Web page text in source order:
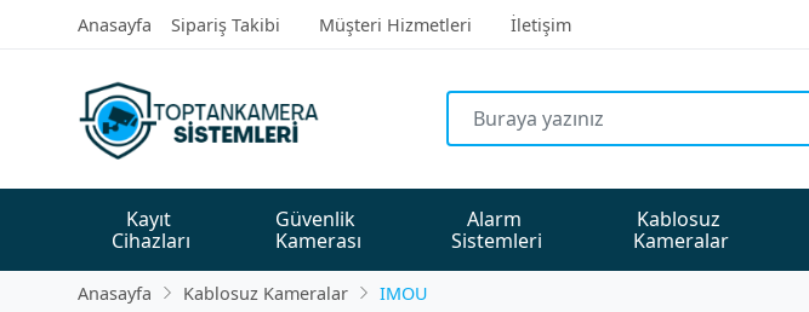
Anasayfa Sipariş Takibi Müşteri Hizmetleri İletişim
Kayıt
Cihazları
Güvenlik
Kamerası
Alarm
Sistemleri
Kablosuz
Kameralar
Anasayfa Kablosuz Kameralar IMOU